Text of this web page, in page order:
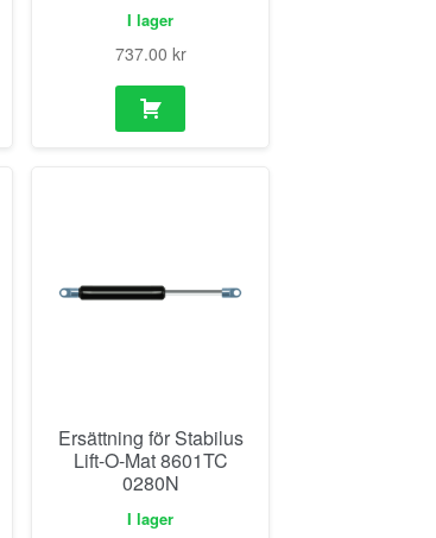
I lager
737.00 kr
Ersättning för Stabilus
Lift-O-Mat 8601TC
0280N
I lager